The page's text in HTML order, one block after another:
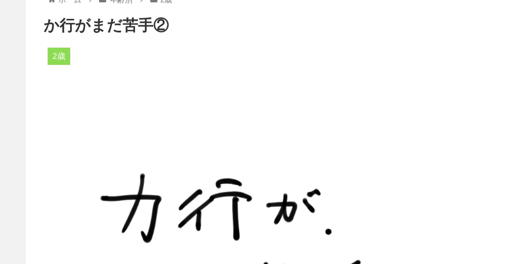
か行がまだ苦手②
2歳